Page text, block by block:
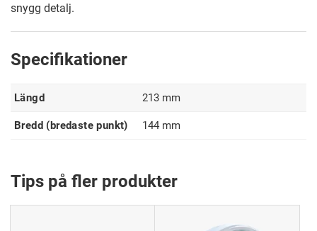
snygg detalj.
Specifikationer
Längd 213 mm
Bredd (bredaste punkt) 144 mm
Tips på fler produkter